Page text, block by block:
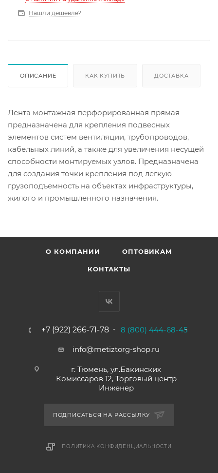
Нашли дешевле?
ОПИСАНИЕ КАК КУПИТЬ ДОСТАВКА
Лента монтажная перфорированная прямая
предназначена для крепления подвесных
элементов систем вентиляции, трубопроводов,
кабельных линий, а также для увеличения несущей
способности монтируемых узлов. Предназначена
для создания точки крепления под легкую
грузоподъемность на объектах инфраструктуры,
жилого и промышленного назначения.
О КОМПАНИИ ОПТОВИКАМ
КОНТАКТЫ
+7 (922) 266-71-78 8 (800) 444-68-45
info@metiztorg-shop.ru
г. Тюмень, ул.Бакинских
Комиссаров 12, Торговый центр
Инженер
ПОДПИСАТЬСЯ НА РАССЫЛКУ
ПОЛИТИКА КОНФИДЕНЦИАЛЬНОСТИ